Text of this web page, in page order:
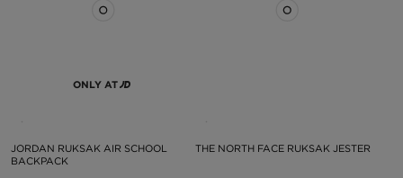
ONLY AT
JORDAN RUKSAK AIR SCHOOL
BACKPACK
THE NORTH FACE RUKSAK JESTER